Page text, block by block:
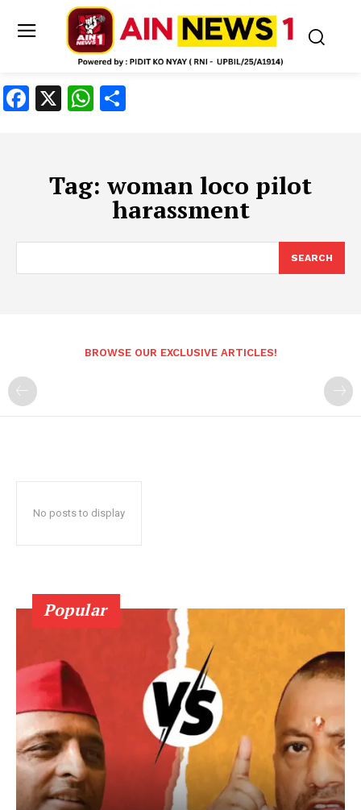
Facebook
X WhatsApp
Tag: woman loco pilot
harassment
SEARCH
BROWSE OUR EXCLUSIVE ARTICLES!
No posts to display
Popular